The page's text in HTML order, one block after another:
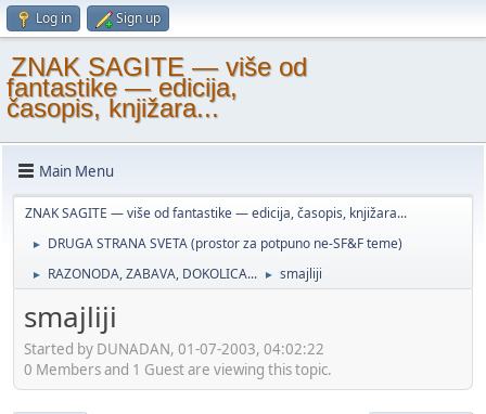
Log in Sign up
ZNAK SAGITE — više od
fantastike — edicija,
časopis, knjižara...
Main Menu
ZNAK SAGITE — više od fantastike — edicija, časopis, knjižara...
► DRUGA STRANA SVETA (prostor za potpuno ne-SF&F teme)
► RAZONODA, ZABAVA, DOKOLICA... ► smajliji
smajliji
Started by DUNADAN, 01-07-2003, 04:02:22
0 Members and 1 Guest are viewing this topic.